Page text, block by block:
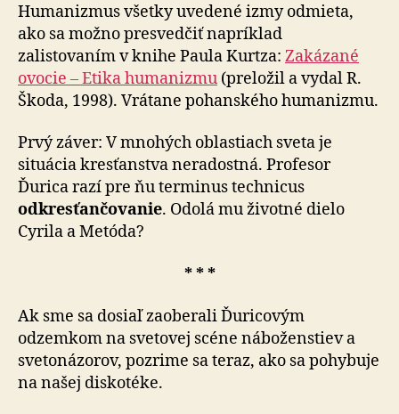
Humanizmus všetky uvedené izmy odmieta,
ako sa možno presvedčiť napríklad
zalistovaním v knihe Paula Kurtza: Zakázané
ovocie – Etika humanizmu (preložil a vydal R.
Škoda, 1998). Vrátane pohanského humanizmu.
Prvý záver: V mnohých oblastiach sveta je
situácia kresťanstva neradostná. Profesor
Ďurica razí pre ňu terminus technicus
odkresťančovanie. Odolá mu životné dielo
Cyrila a Metóda?
* * *
Ak sme sa dosiaľ zaoberali Ďuricovým
odzemkom na svetovej scéne náboženstiev a
svetonázorov, pozrime sa teraz, ako sa pohybuje
na našej diskotéke.